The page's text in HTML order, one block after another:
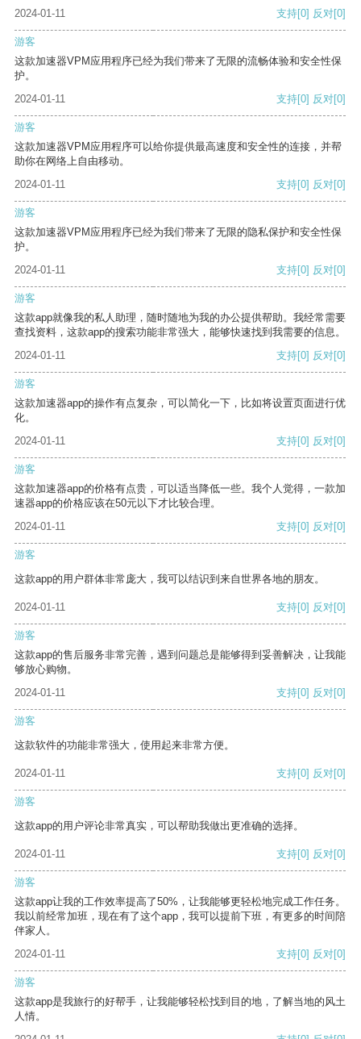
2024-01-11 支持[0] 反对[0]
游客
这款加速器VPM应用程序已经为我们带来了无限的流畅体验和安全性保
护。
2024-01-11
支持[0] 反对[0]
游客
这款加速器VPM应用程序可以给你提供最高速度和安全性的连接，并帮
助你在网络上自由移动。
2024-01-11
支持[0] 反对[0]
游客
这款加速器VPM应用程序已经为我们带来了无限的隐私保护和安全性保
护。
2024-01-11
支持[0] 反对[0]
游客
这款app就像我的私人助理，随时随地为我的办公提供帮助。我经常需要
查找资料，这款app的搜索功能非常强大，能够快速找到我需要的信息。
2024-01-11
支持[0] 反对[0]
游客
这款加速器app的操作有点复杂，可以简化一下，比如将设置页面进行优
化。
2024-01-11
支持[0] 反对[0]
游客
这款加速器app的价格有点贵，可以适当降低一些。我个人觉得，一款加
速器app的价格应该在50元以下才比较合理。
2024-01-11
支持[0] 反对[0]
游客
这款app的用户群体非常庞大，我可以结识到来自世界各地的朋友。
2024-01-11 支持[0] 反对[0]
游客
这款app的售后服务非常完善，遇到问题总是能够得到妥善解决，让我能
够放心购物。
2024-01-11
支持[0] 反对[0]
游客
这款软件的功能非常强大，使用起来非常方便。
2024-01-11 支持[0] 反对[0]
游客
这款app的用户评论非常真实，可以帮助我做出更准确的选择。
2024-01-11 支持[0] 反对[0]
游客
这款app让我的工作效率提高了50%，让我能够更轻松地完成工作任务。
我以前经常加班，现在有了这个app，我可以提前下班，有更多的时间陪
伴家人。
2024-01-11
支持[0] 反对[0]
游客
这款app是我旅行的好帮手，让我能够轻松找到目的地，了解当地的风土
人情。